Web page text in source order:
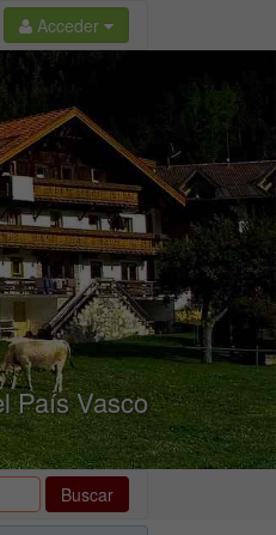
Acceder
País Vasco
Buscar